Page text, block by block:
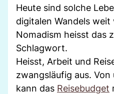
Heute sind solche
digitalen Wandels
Nomadism heisst das
Schlagwort.
Heisst, Arbeit und
zwangsläufig aus.
kann das Reisebudget